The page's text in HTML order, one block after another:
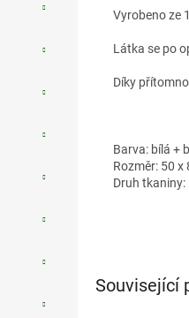
Vyrobeno ze
Látka se po
Díky
Barva: bílá +
Rozměr: 50 x
Druh tkaniny:
Související